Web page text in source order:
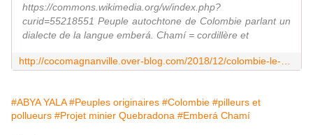
https://commons.wikimedia.org/w/index.php?
curid=55218551 Peuple autochtone de Colombie parlant un
dialecte de la langue emberá. Chamí = cordillère et
#ABYA YALA #Peuples originaires #Colombie #pilleurs et
pollueurs #Projet minier Quebradona #Emberá Chamí